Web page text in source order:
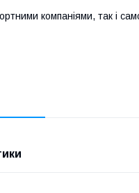
компаніями, так і